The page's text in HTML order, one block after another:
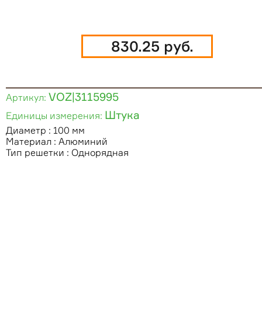
830.25 руб.
Артикул: VOZ|3115995
Единицы измерения: Штука
Диаметр : 100 мм
Материал : Алюминий
Тип решетки : Однорядная